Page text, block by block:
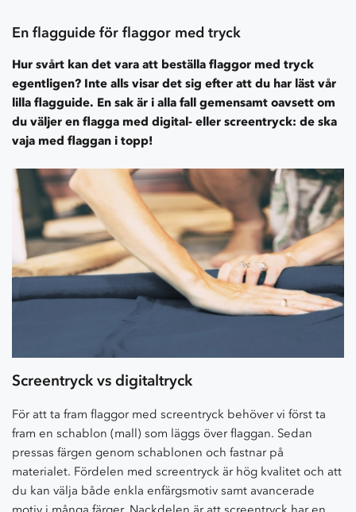
En flagguide för flaggor med tryck
Hur svårt kan det vara att beställa flaggor med tryck
egentligen? Inte alls visar det sig efter att du har läst vår
lilla flagguide. En sak är i alla fall gemensamt oavsett om
du väljer en flagga med digital- eller screentryck: de ska
vaja med flaggan i topp!
Screentryck vs digitaltryck
För att ta fram flaggor med screentryck behöver vi först ta
fram en schablon (mall) som läggs över flaggan. Sedan
pressas färgen genom schablonen och fastnar på
materialet. Fördelen med screentryck är hög kvalitet och att
du kan välja både enkla enfärgsmotiv samt avancerade